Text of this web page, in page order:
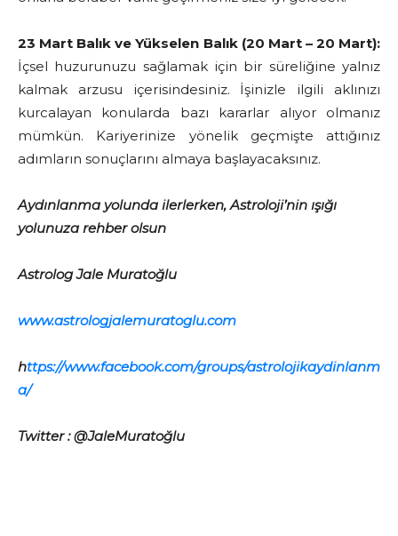
23 Mart Balık ve Yükselen Balık (20 Mart – 20 Mart):
İçsel huzurunuzu sağlamak için bir süreliğine yalnız
kalmak arzusu içerisindesiniz. İşinizle ilgili aklınızı
kurcalayan konularda bazı kararlar alıyor olmanız
mümkün. Kariyerinize yönelik geçmişte attığınız
adımların sonuçlarını almaya başlayacaksınız.
Aydınlanma yolunda ilerlerken, Astroloji’nin ışığı
yolunuza rehber olsun
Astrolog Jale Muratoğlu
www.astrologjalemuratoglu.com
https://www.facebook.com/groups/astrolojikaydinlanm
a/
Twitter : @JaleMuratoğlu